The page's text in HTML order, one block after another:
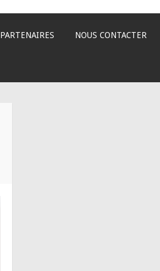
PARTENAIRES NOUS CONTACTER